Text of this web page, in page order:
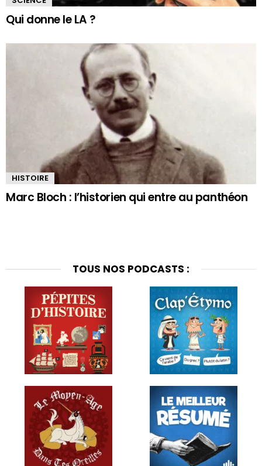
Qui donne le LA ?
HISTOIRE
Marc Bloch : l’historien qui entre au panthéon
TOUS NOS PODCASTS :